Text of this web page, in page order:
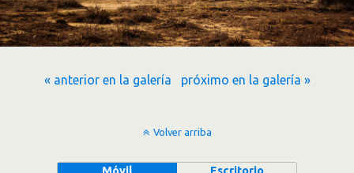
« anterior en la galería próximo en la galería »
Volver arriba